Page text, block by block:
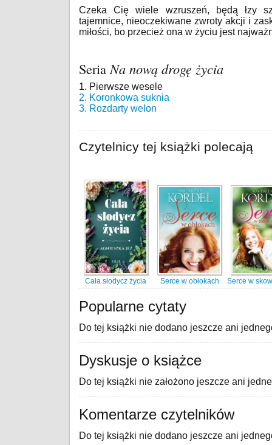
Czeka Cię wiele wzruszeń, będą łzy
tajemnice, nieoczekiwane zwroty akcji i
miłości, bo przecież ona w życiu jest
SeriaNa nową drogę życia
1. Pierwsze wesele
2. Koronkowa suknia
3. Rozdarty welon
Czytelnicy tej książki polecają
Cała słodycz życia Serce w obłokach Serce w
Popularne cytaty
Do tej książki nie dodano jeszcze ani
Dyskusje o książce
Do tej książki nie założono jeszcze ani
Komentarze czytelników
Do tej książki nie dodano jeszcze ani